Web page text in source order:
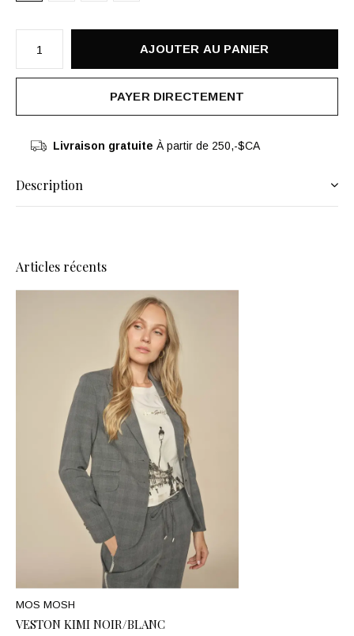
AJOUTER AU PANIER
PAYER DIRECTEMENT
Livraison gratuite À partir de 250,-$CA
Description
Articles récents
MOS MOSH
VESTON KIMI NOIR/BLANC